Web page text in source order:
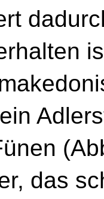
das